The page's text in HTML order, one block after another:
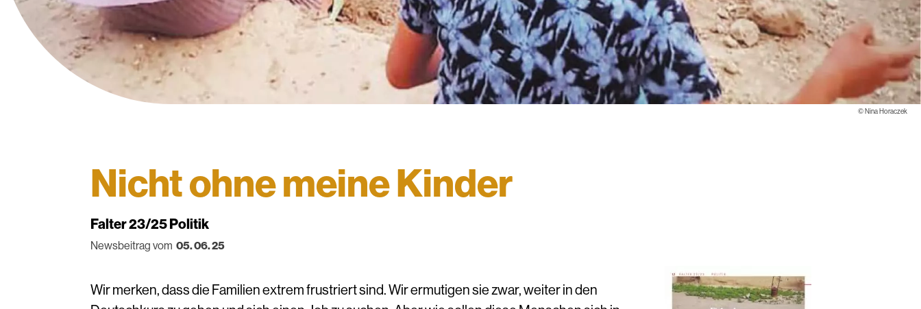
©Nina Horaczek
Nicht ohne meine Kinder
Falter 23/25 Politik
Newsbeitrag vom 05. 06. 25
Wir merken, dass die Familien extrem frustriert sind. Wir ermutigen sie zwar, weiter in den